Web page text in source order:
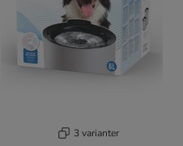
3 varianter